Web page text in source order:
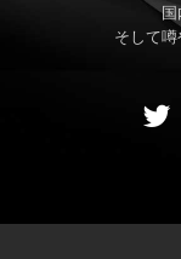
国
そして